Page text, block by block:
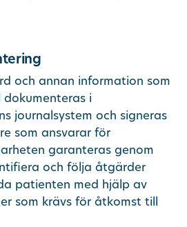
och annan information som
i
journalsystem och signeras
som ansvarar för
garanteras genom
och följa åtgärder
patienten med hjälp av
som krävs för åtkomst till